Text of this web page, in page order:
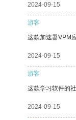
2024-09-15
游客
这款加速器VPM
2024-09-15
游客
这款学习软件的
2024-09-15